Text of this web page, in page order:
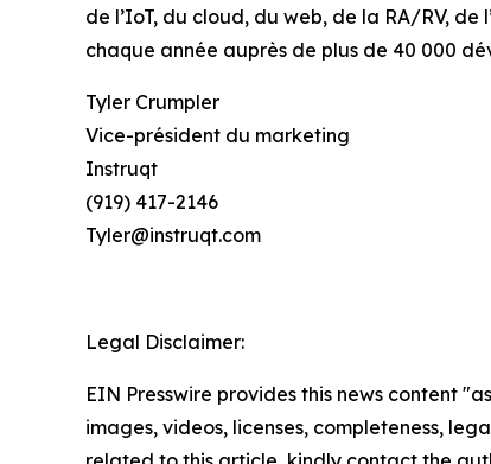
de l’IoT, du cloud, du web, de la RA/RV,
chaque année auprès de plus de 40 000
Tyler Crumpler
Vice-président du marketing
Instruqt
(919) 417-2146
Tyler@instruqt.com
Legal Disclaimer:
EIN Presswire provides this news content
images, videos, licenses, completeness,